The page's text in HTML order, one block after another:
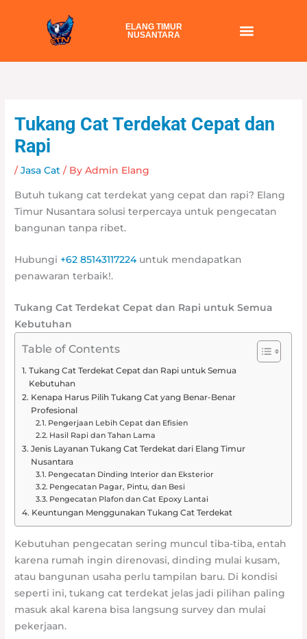
ELANG TIMUR
NUSANTARA
Tukang Cat Terdekat Cepat dan
Rapi
/Jasa Cat / ByAdmin Elang
Butuh tukang cat terdekat yang cepat dan rapi? Elang
Timur Nusantara solusi terpercaya untuk pengecatan
bangunan tanpa ribet.
Hubungi +62 85143117224untuk mendapatkan
penawaran terbaik!.
Tukang Cat Terdekat Cepat dan Rapi untuk Semua
Kebutuhan
Table of Contents
Tukang Cat Terdekat Cepat dan Rapi untuk Semua
Kebutuhan
Kenapa Harus Pilih Tukang Cat yang Benar-Benar
Profesional
Pengerjaan Lebih Cepat dan Efisien
Hasil Rapi dan Tahan Lama
Jenis Layanan Tukang Cat Terdekat dari Elang Timur
Nusantara
Pengecatan Dinding Interior dan Eksterior
Pengecatan Pagar, Pintu, dan Besi
Pengecatan Plafon dan Cat Epoxy Lantai
Keuntungan Menggunakan Tukang Cat Terdekat
Kebutuhan pengecatan sering muncul tiba-tiba, entah
karena rumah ingin direnovasi, dinding mulai kusam,
atau bangunan usaha perlu tampilan baru. Di kondisi
seperti ini, tukang cat terdekat jelas jadi pilihan paling
masuk akal karena bisa langsung survey dan mulai
pekerjaan.